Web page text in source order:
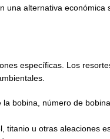
una alternativa económica
específicas. Los
bobina, número de
titanio u otras aleaciones